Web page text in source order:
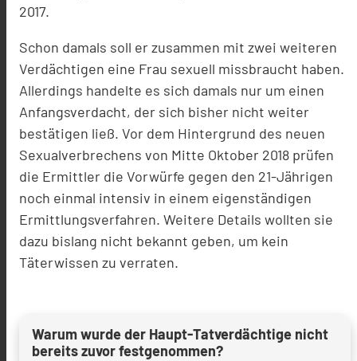
2017.
Schon damals soll er zusammen mit zwei weiteren
Verdächtigen eine Frau sexuell missbraucht haben.
Allerdings handelte es sich damals nur um einen
Anfangsverdacht, der sich bisher nicht weiter
bestätigen ließ. Vor dem Hintergrund des neuen
Sexualverbrechens von Mitte Oktober 2018 prüfen
die Ermittler die Vorwürfe gegen den 21-Jährigen
noch einmal intensiv in einem eigenständigen
Ermittlungsverfahren. Weitere Details wollten sie
dazu bislang nicht bekannt geben, um kein
Täterwissen zu verraten.
Warum wurde der Haupt-Tatverdächtige nicht
bereits zuvor festgenommen?